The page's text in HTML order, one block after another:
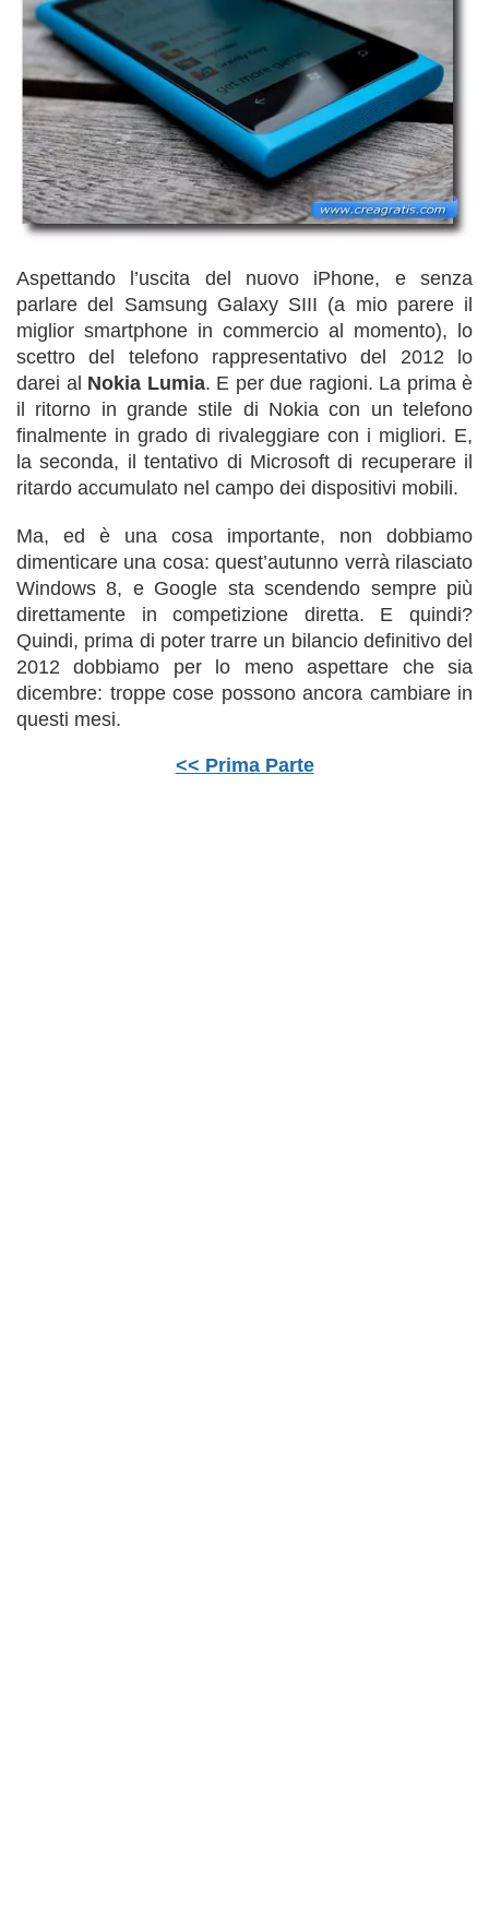
Aspettando l’uscita del nuovo iPhone, e senza
parlare del Samsung Galaxy SIII (a mio parere il
miglior smartphone in commercio al momento), lo
scettro del telefono rappresentativo del 2012 lo
darei al Nokia Lumia. E per due ragioni. La prima è
il ritorno in grande stile di Nokia con un telefono
finalmente in grado di rivaleggiare con i migliori. E,
la seconda, il tentativo di Microsoft di recuperare il
ritardo accumulato nel campo dei dispositivi mobili.
Ma, ed è una cosa importante, non dobbiamo
dimenticare una cosa: quest’autunno verrà rilasciato
Windows 8, e Google sta scendendo sempre più
direttamente in competizione diretta. E quindi?
Quindi, prima di poter trarre un bilancio definitivo del
2012 dobbiamo per lo meno aspettare che sia
dicembre: troppe cose possono ancora cambiare in
questi mesi.
<< Prima Parte